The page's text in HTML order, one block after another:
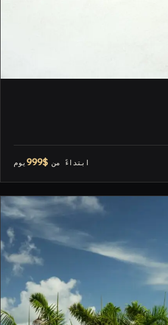
ابتداءً من$999 يوم